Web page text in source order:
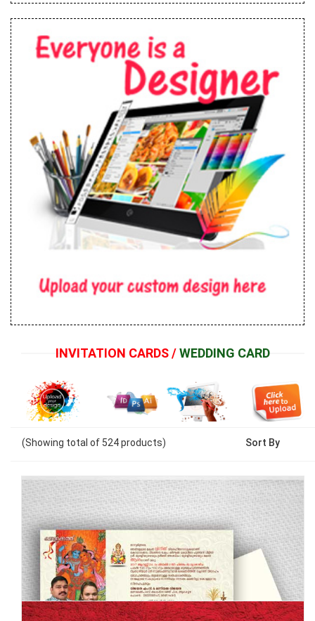
INVITATION CARDS /WEDDING CARD
(Showing total of 524products) Sort By